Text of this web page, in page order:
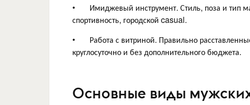
• Имиджевый инструмент. Стиль, поза и тип
спортивность, городской casual.
• Работа с витриной. Правильно
круглосуточно и без дополнительного бюджета.
Основные виды